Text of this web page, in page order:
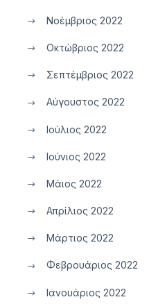
Νοέμβριος 2022
Οκτώβριος 2022
Σεπτέμβριος 2022
Αύγουστος 2022
Ιούλιος 2022
Ιούνιος 2022
Μάιος 2022
Απρίλιος 2022
Μάρτιος 2022
Φεβρουάριος 2022
Ιανουάριος 2022